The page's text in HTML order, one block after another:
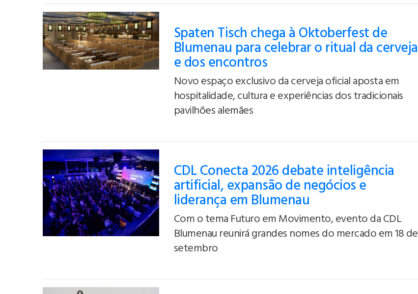
Spaten Tisch chega à Oktoberfest de
Blumenau para celebrar o ritual da cerveja
e dos encontros
Novo espaço exclusivo da cerveja oficial aposta em
hospitalidade, cultura e experiências dos tradicionais
pavilhões alemães
CDL Conecta 2026 debate inteligência
artificial, expansão de negócios e
liderança em Blumenau
Com o tema Futuro em Movimento, evento da CDL
Blumenau reunirá grandes nomes do mercado em 18 de
setembro